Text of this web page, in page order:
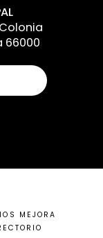
66000
MEJORA